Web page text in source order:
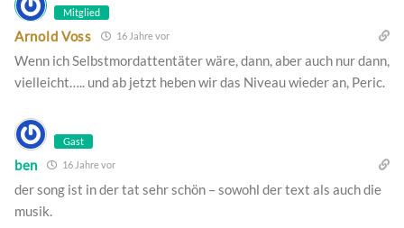
Mitglied
Arnold Voss 16 Jahre vor
Wenn ich Selbstmordattentäter wäre, dann, aber auch nur dann,
vielleicht….. und ab jetzt heben wir das Niveau wieder an, Peric.
Gast
ben 16 Jahre vor
der song ist in der tat sehr schön – sowohl der text als auch die
musik.